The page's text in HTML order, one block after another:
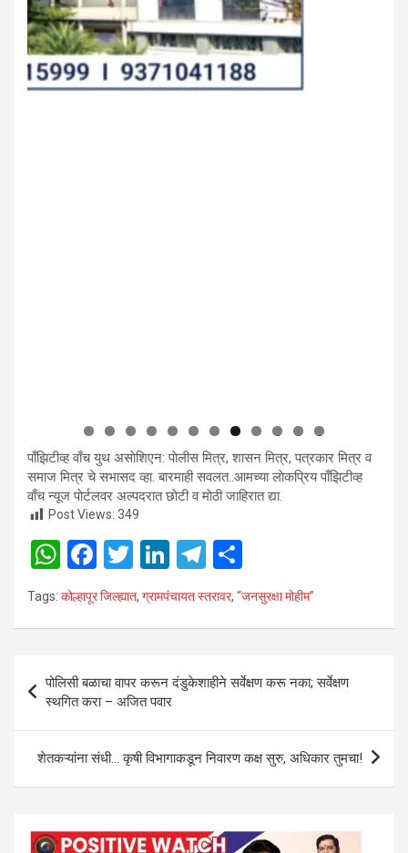
0 1
2
पाँझिटीव्ह वाँच युथ असाेशिएन: पाेलीस मित्र, शासन मित्र, पत्रकार मित्र व
समाज मित्र चे सभासद व्हा. बारमाही सवलत..आमच्या लाेकप्रिय पाँझिटीव्ह
वाँच न्यूज पाेर्टलवर अल्पदरात छाेटी व माेठी जाहिरात द्या.
Post Views: 349
W
h
at
A
p
p
F
a
ce
o
o
k
T
wi
tt
Li
n
ke
n
T
el
e
a
m
h
ar
Tags: कोल्हापूर जिल्ह्यात, ग्रामपंचायत स्तरावर, “जनसुरक्षा मोहीम”
Post
navigation
पोलिसी बळाचा वापर करून दंडुकेशाहीने सर्वेक्षण करू नका; सर्वेक्षण
स्थगित करा – अजित पवार
शेतकऱ्यांना संधी… कृषी विभागाकडून निवारण कक्ष सुरु, अधिकार तुमचा!